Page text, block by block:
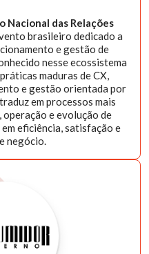
Nacional das Relações
brasileiro dedicado a
e gestão de
nesse ecossistema
maduras de CX,
e gestão orientada por
em processos mais
e evolução de
eficiência, satisfação e
negócio.